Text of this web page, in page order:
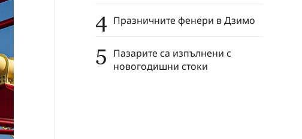
4 Празничните фенери в Дзимо
5 Пазарите са изпълнени с
новогодишни стоки